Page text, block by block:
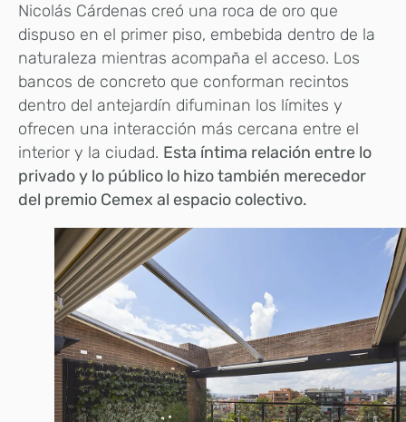
Nicolás Cárdenas creó una roca de oro que
dispuso en el primer piso, embebida dentro de la
naturaleza mientras acompaña el acceso. Los
bancos de concreto que conforman recintos
dentro del antejardín difuminan los límites y
ofrecen una interacción más cercana entre el
interior y la ciudad. Esta íntima relación entre lo
privado y lo público lo hizo también merecedor
del premio Cemex al espacio colectivo.